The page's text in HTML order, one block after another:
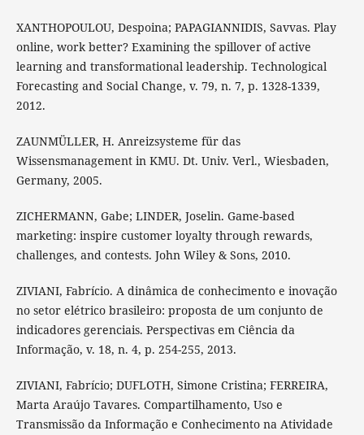
XANTHOPOULOU, Despoina; PAPAGIANNIDIS, Savvas. Play
online, work better? Examining the spillover of active
learning and transformational leadership. Technological
Forecasting and Social Change, v. 79, n. 7, p. 1328-1339,
2012.
ZAUNMÜLLER, H. Anreizsysteme für das
Wissensmanagement in KMU. Dt. Univ. Verl., Wiesbaden,
Germany, 2005.
ZICHERMANN, Gabe; LINDER, Joselin. Game-based
marketing: inspire customer loyalty through rewards,
challenges, and contests. John Wiley & Sons, 2010.
ZIVIANI, Fabrício. A dinâmica de conhecimento e inovação
no setor elétrico brasileiro: proposta de um conjunto de
indicadores gerenciais. Perspectivas em Ciência da
Informação, v. 18, n. 4, p. 254-255, 2013.
ZIVIANI, Fabrício; DUFLOTH, Simone Cristina; FERREIRA,
Marta Araújo Tavares. Compartilhamento, Uso e
Transmissão da Informação e Conhecimento na Atividade